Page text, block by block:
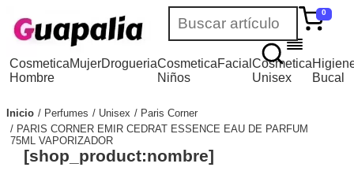
0
Cosmetica
Hombre
MujerDrogueriaCosmetica
Niños
FacialCosmetica
Unisex
Bucal
Inicio Perfumes Unisex
Paris Corner
PARIS CORNER EMIR CEDRAT ESSENCE EAU DE PARFUM
75ML VAPORIZADOR
[shop_product:nombre]